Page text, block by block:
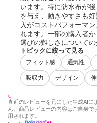
います。特に防水布が
を与え、動きやすさも
入がコストパフォーマ
れます。一部の購入者
選びの難しさについての
トピックに絞って見る
フィット感 通気性
吸収力 デザイン
直近のレビューを元にした生成AIに
ん。商品レビューの内容はご自身で
用されます。